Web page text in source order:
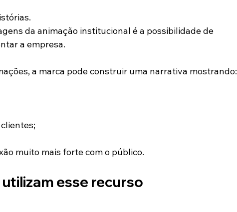
da animação institucional é a possibilidade de
a empresa.
a marca pode construir uma narrativa mostrando:
muito mais forte com o público.
esse recurso